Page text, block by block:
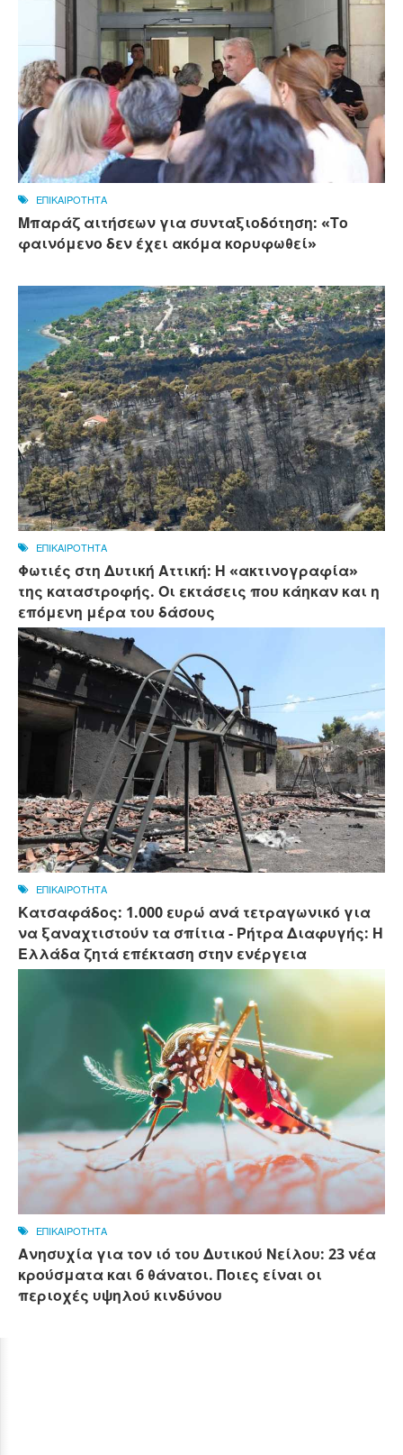
ΕΠΙΚΑΙΡΟΤΗΤΑ
Μπαράζ αιτήσεων για συνταξιοδότηση: «Το
φαινόμενο δεν έχει ακόμα κορυφωθεί»
ΕΠΙΚΑΙΡΟΤΗΤΑ
Φωτιές στη Δυτική Αττική: Η «ακτινογραφία»
της καταστροφής. Οι εκτάσεις που κάηκαν και η
επόμενη μέρα του δάσους
ΕΠΙΚΑΙΡΟΤΗΤΑ
Κατσαφάδος: 1.000 ευρώ ανά τετραγωνικό για
να ξαναχτιστούν τα σπίτια - Ρήτρα Διαφυγής: Η
Ελλάδα ζητά επέκταση στην ενέργεια
ΕΠΙΚΑΙΡΟΤΗΤΑ
Ανησυχία για τον ιό του Δυτικού Νείλου: 23 νέα
κρούσματα και 6 θάνατοι. Ποιες είναι οι
περιοχές υψηλού κινδύνου